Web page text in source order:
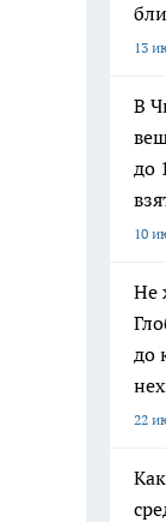
13
В
до
10
Не
до
22